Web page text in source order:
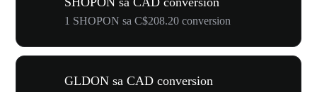
1 SHOPON sa C$208.20 conversion
GLDON sa CAD conversion